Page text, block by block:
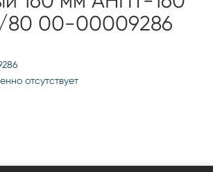
80 00-00009286
отсутствует